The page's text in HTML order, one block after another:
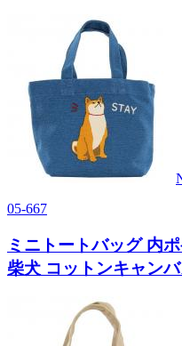
05-667
ミニトートバッグ 内
柴犬 コットンキャン